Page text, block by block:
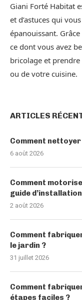
Giani Forté Habitat
et d’astuces qui
épanouissant.
ce dont vous avez
bricolage et
ou de votre cuisine.
ARTICLES
Comment
6 août 2026
Comment
guide
2 août 2026
Comment
le jardin ?
31 juillet 2026
Comment
étapes faciles ?